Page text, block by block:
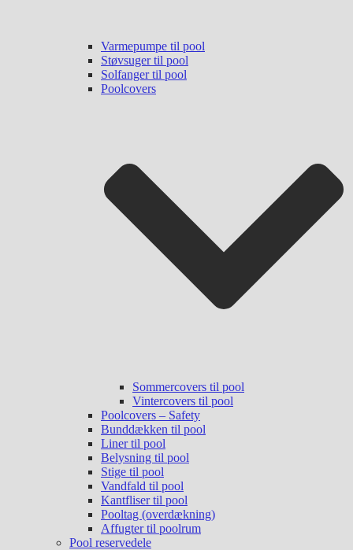
Varmepumpe til pool
Støvsuger til pool
Solfanger til pool
Poolcovers
Sommercovers til pool
Vintercovers til pool
Poolcovers – Safety
Bunddækken til pool
Liner til pool
Belysning til pool
Stige til pool
Vandfald til pool
Kantfliser til pool
Pooltag (overdækning)
Affugter til poolrum
Pool reservedele